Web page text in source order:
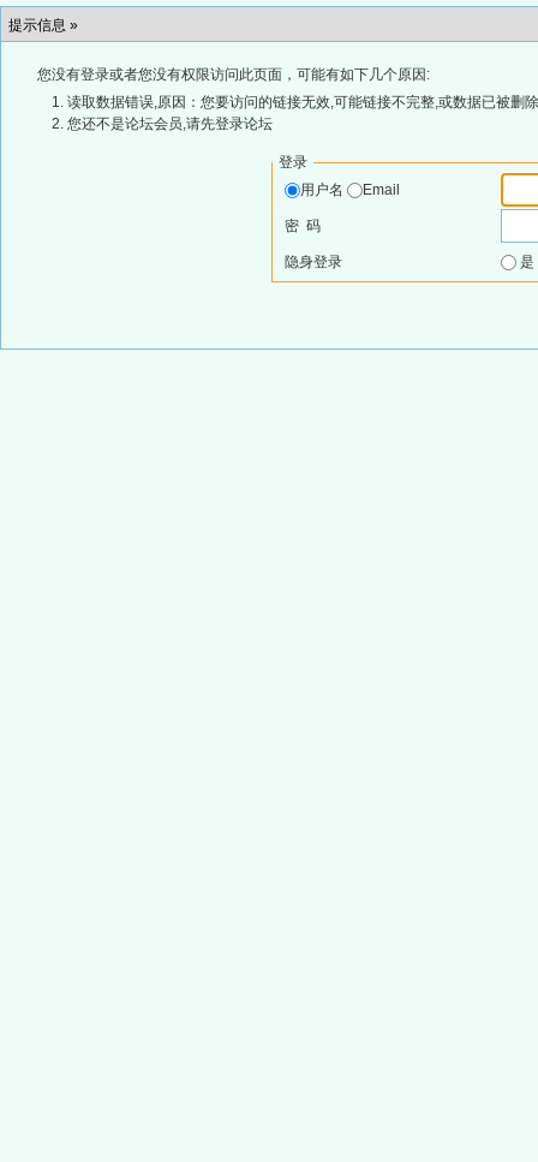
提示信息 »
您没有登录或者您没有权限访问此页面，可能有如下几个原因:
读取数据错误,原因：您要访问的链接无效,可能链接不完整,或数据已被删
您还不是论坛会员,请先登录论坛
登录
用户名
Email
密 码
隐身登录